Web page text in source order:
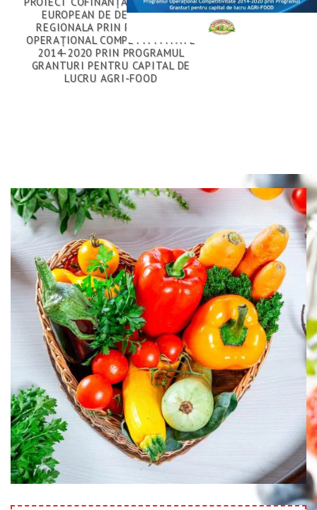
VEZI PRODUSELE